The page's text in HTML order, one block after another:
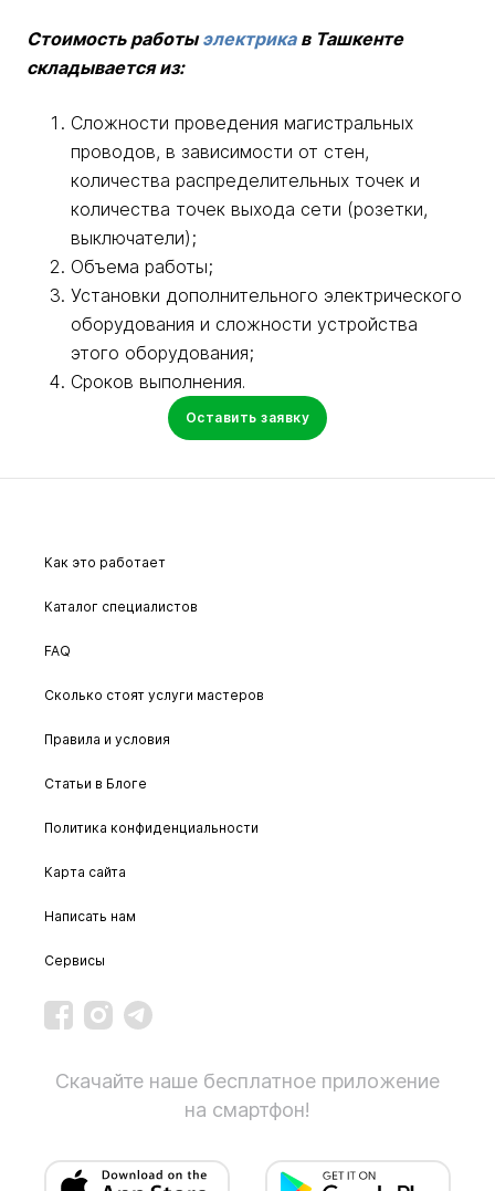
Стоимость работыэлектрикав Ташкенте
складывается из:
Сложности проведения магистральных
проводов, в зависимости от стен,
количества распределительных точек и
количества точек выхода сети (розетки,
выключатели);
Объема работы;
Установки дополнительного электрического
оборудования и сложности устройства
этого оборудования;
Сроков выполнения.
Оставить заявку
Как это работает
Каталог специалистов
FAQ
Сколько стоят услуги мастеров
Правила и условия
Статьи в Блоге
Политика конфиденциальности
Карта сайта
Написать нам
Сервисы
Скачайте наше бесплатное приложение
на смартфон!